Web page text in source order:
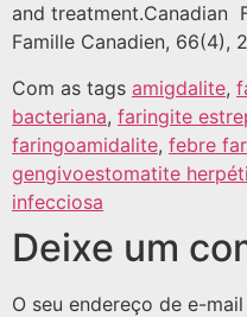
and treatment.Canadian
Famille Canadien, 66(4),
Com as tags amigdalite,
bacteriana, faringite
faringoamidalite, febre
gengivoestomatite
infecciosa
Deixe um
O seu endereço de e-